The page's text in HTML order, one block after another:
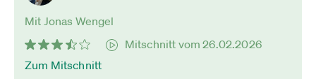
Mit Jonas Wengel
Mitschnitt vom 26.02.2026
Zum Mitschnitt